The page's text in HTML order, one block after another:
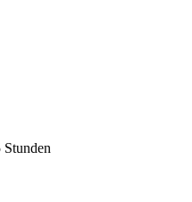
Stunden